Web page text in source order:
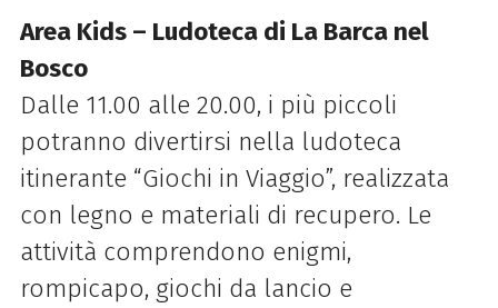
Area Kids – Ludoteca di La Barca nel
Bosco
Dalle 11.00 alle 20.00, i più piccoli
potranno divertirsi nella ludoteca
itinerante “Giochi in Viaggio”, realizzata
con legno e materiali di recupero. Le
attività comprendono enigmi,
rompicapo, giochi da lancio e